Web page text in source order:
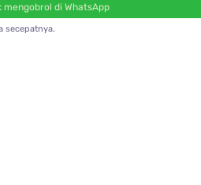
mengobrol di WhatsApp
secepatnya.